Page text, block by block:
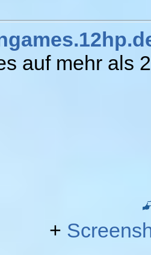
auf mehr als
+